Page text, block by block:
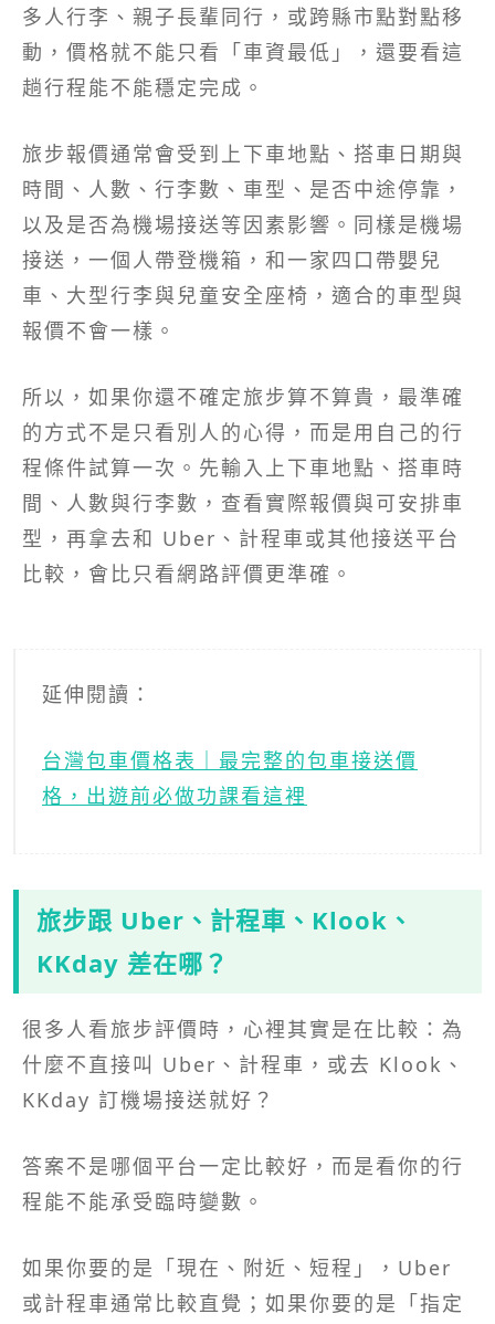
多人行李、親子長輩同行，或跨縣市點對點移
動，價格就不能只看「車資最低」，還要看這
趟行程能不能穩定完成。
旅步報價通常會受到上下車地點、搭車日期與
時間、人數、行李數、車型、是否中途停靠，
以及是否為機場接送等因素影響。同樣是機場
接送，一個人帶登機箱，和一家四口帶嬰兒
車、大型行李與兒童安全座椅，適合的車型與
報價不會一樣。
所以，如果你還不確定旅步算不算貴，最準確
的方式不是只看別人的心得，而是用自己的行
程條件試算一次。先輸入上下車地點、搭車時
間、人數與行李數，查看實際報價與可安排車
型，再拿去和 Uber、計程車或其他接送平台
比較，會比只看網路評價更準確。
延伸閱讀：
台灣包車價格表｜最完整的包車接送價
格，出遊前必做功課看這裡
旅步跟 Uber、計程車、Klook、
KKday 差在哪？
很多人看旅步評價時，心裡其實是在比較：為
什麼不直接叫 Uber、計程車，或去 Klook、
KKday 訂機場接送就好？
答案不是哪個平台一定比較好，而是看你的行
程能不能承受臨時變數。
如果你要的是「現在、附近、短程」，Uber
或計程車通常比較直覺；如果你要的是「指定